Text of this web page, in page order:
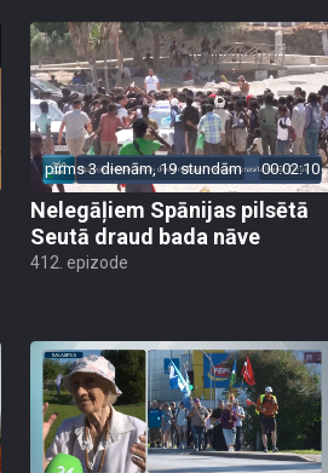
pirms 3 dienām, 19 stundām 00:02:10
Nelegāļiem Spānijas pilsētā
Seutā draud bada nāve
412. epizode